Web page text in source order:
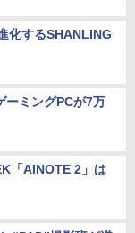
化するSHANLING
ーミングPCが7万
「AINOTE 2」は